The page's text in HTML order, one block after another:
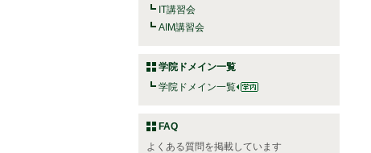
IT講習会
AIM講習会
学院ドメイン一覧
学院ドメイン一覧
FAQ
よくある質問を掲載しています